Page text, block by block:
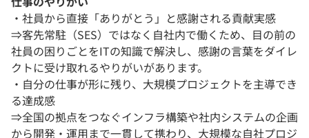
・社員から直接「ありがとう」と感謝される貢献実感
⇒客先常駐（SES）ではなく自社内で働くため、目の前の
社員の困りごとをITの知識で解決し、感謝の言葉をダイレ
クトに受け取れるやりがいがあります。
・自分の仕事が形に残り、大規模プロジェクトを主導でき
る達成感
⇒全国の拠点をつなぐインフラ構築や社内システムの企画
から開発・運用まで一貫して携わり、大規模な自社プロジ